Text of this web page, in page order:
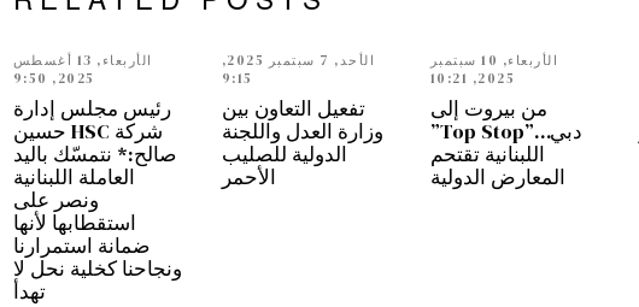
الأربعاء, 10 سبتمبر
2025, 10:21
من بيروت إلى
دبي…”Top Stop”
اللبنانية تقتحم
المعارض الدولية
الأحد, 7 سبتمبر 2025,
9:15
تفعيل التعاون بين
وزارة العدل واللجنة
الدولية للصليب
الأحمر
الأربعاء, 13 أغسطس
2025, 9:50
رئيس مجلس إدارة
شركة HSC حسين
صالح:* نتمسّك باليد
العاملة اللبنانية
ونصر على
استقطابها لأنها
ضمانة استمرارنا
ونجاحنا كخلية نحل لا
تهدأ